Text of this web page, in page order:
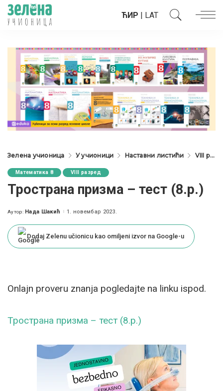
ЋИР | LAT
Зелена учионица У учионици Наставни листићи VIII разред
Математика 8 VIII разред
Тространа призма – тест (8.р.)
Posted
Аутор: Нада Шакић 1. новембар 2023.
Dodaj Zelenu učionicu kao omiljeni izvor na Google-u
Onlajn proveru znanja pogledajte na linku ispod.
Тространа призма – тест (8.р.)